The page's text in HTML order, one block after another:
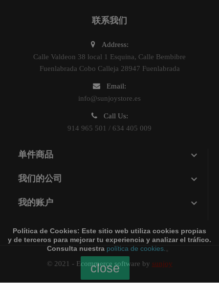
联系我们
Address:
Calle Valdeon 38 local 1 Esquina, Calle Bembibre
Fuenlabrada Cobo Calleja 28947 Fuenlabrada
Email:
info@sunjoystore.es
Call Us:
914 965 501 / 634 405 009
单件商品 
我们的公司 
我的账户 
Política de Cookies: Este sitio web utiliza cookies propias
y de terceros para mejorar tu experiencia y analizar el tráfico.
Consulta nuestra política de cookies. 。
close
© 2021 - Ecommerce software by sunjoy